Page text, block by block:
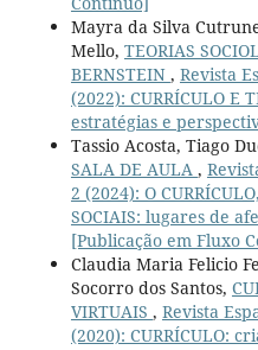
Mayra da Silva
Mello, TEORIAS
BERNSTEIN , Revista
(2022): CURRÍCULO E
estratégias e
Tassio Acosta, Tiago
SALA DE AULA ,
2 (2024): O
SOCIAIS: lugares de
[Publicação em Fluxo
Claudia Maria Felicio
Socorro dos Santos,
VIRTUAIS , Revista
(2020): CURRÍCULO: